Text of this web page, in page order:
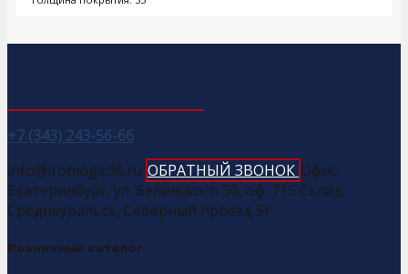
+7 (343) 243-56-66
info@ironlogic96.ru ОБРАТНЫЙ ЗВОНОК Офис:
Екатеринбург, ул. Белинского 56, оф. 715 Склад:
Среднеуральск, Северный проезд 5г
Розничный каталог